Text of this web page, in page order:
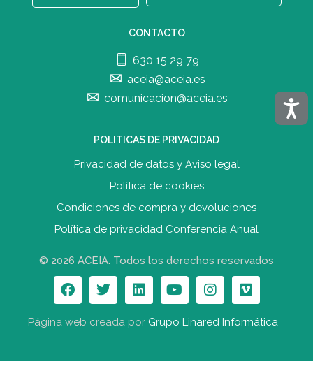
CONTACTO
630 15 29 79
aceia@aceia.es
comunicacion@aceia.es
POLITICAS DE PRIVACIDAD
Privacidad de datos y Aviso legal
Política de cookies
Condiciones de compra y devoluciones
Política de privacidad Conferencia Anual
© 2026 ACEIA. Todos los derechos reservados
Página web creada por Grupo Linared Informática